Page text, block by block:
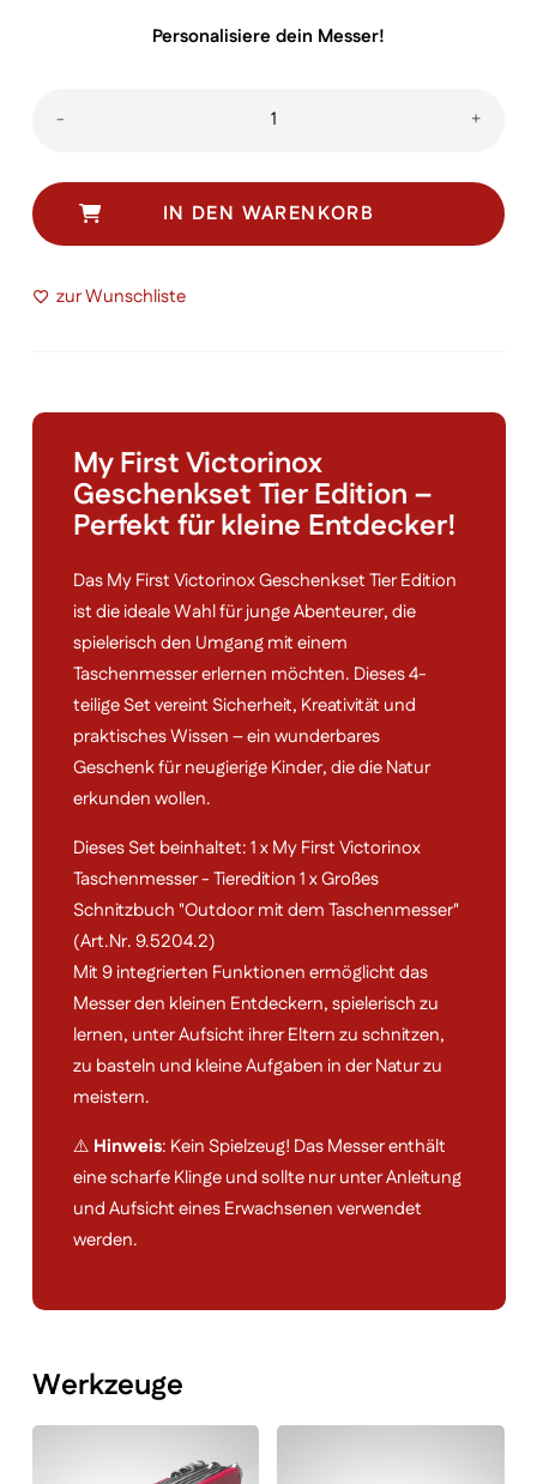
Personalisiere dein Messer!
-
Victorinox
Geschenkset
Tier
+
IN DEN WARENKORB
zur Wunschliste
My First Victorinox
Geschenkset Tier Edition –
Perfekt für kleine Entdecker!
Das My First Victorinox Geschenkset Tier Edition
ist die ideale Wahl für junge Abenteurer, die
spielerisch den Umgang mit einem
Taschenmesser erlernen möchten. Dieses 4-
teilige Set vereint Sicherheit, Kreativität und
praktisches Wissen – ein wunderbares
Geschenk für neugierige Kinder, die die Natur
erkunden wollen.
Dieses Set beinhaltet: 1 x My First Victorinox
Taschenmesser - Tieredition 1 x Großes
Schnitzbuch "Outdoor mit dem Taschenmesser"
(Art.Nr. 9.5204.2)
Mit 9 integrierten Funktionen ermöglicht das
Messer den kleinen Entdeckern, spielerisch zu
lernen, unter Aufsicht ihrer Eltern zu schnitzen,
zu basteln und kleine Aufgaben in der Natur zu
meistern.
⚠️ Hinweis: Kein Spielzeug! Das Messer enthält
eine scharfe Klinge und sollte nur unter Anleitung
und Aufsicht eines Erwachsenen verwendet
werden.
Werkzeuge